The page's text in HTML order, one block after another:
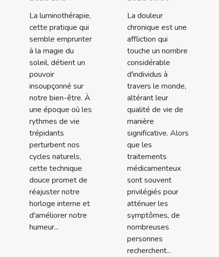
La luminothérapie,
cette pratique qui
semble emprunter
à la magie du
soleil, détient un
pouvoir
insoupçonné sur
notre bien-être. À
une époque où les
rythmes de vie
trépidants
perturbent nos
cycles naturels,
cette technique
douce promet de
réajuster notre
horloge interne et
d'améliorer notre
humeur...
La douleur
chronique est une
affliction qui
touche un nombre
considérable
d'individus à
travers le monde,
altérant leur
qualité de vie de
manière
significative. Alors
que les
traitements
médicamenteux
sont souvent
privilégiés pour
atténuer les
symptômes, de
nombreuses
personnes
recherchent...